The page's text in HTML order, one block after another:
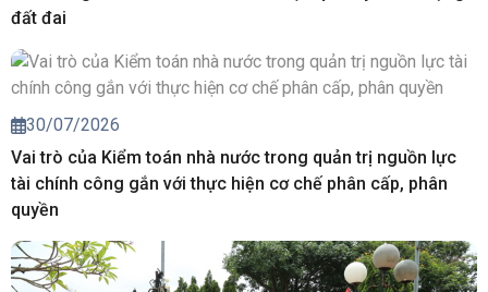
đất đai
30/07/2026
Vai trò của Kiểm toán nhà nước trong quản trị nguồn lực
tài chính công gắn với thực hiện cơ chế phân cấp, phân
quyền